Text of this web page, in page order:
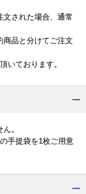
文された場合、通常
品と分けてご注文
いております。
。
手提袋を1枚ご用意